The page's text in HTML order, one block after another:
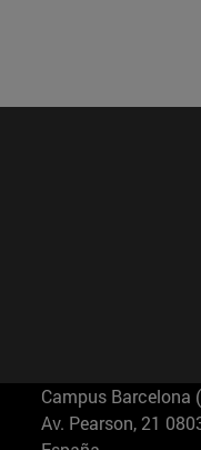
Campus Barcelona
Av. Pearson, 21